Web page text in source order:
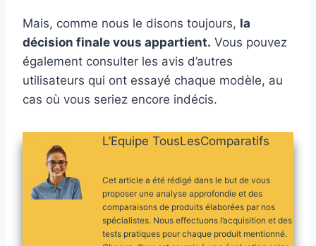
Mais, comme nous le disons toujours, la
décision finale vous appartient. Vous pouvez
également consulter les avis d’autres
utilisateurs qui ont essayé chaque modèle, au
cas où vous seriez encore indécis.
L’Equipe TousLesComparatifs
Cet article a été rédigé dans le but de vous
proposer une analyse approfondie et des
comparaisons de produits élaborées par nos
spécialistes. Nous effectuons l’acquisition et des
tests pratiques pour chaque produit mentionné.